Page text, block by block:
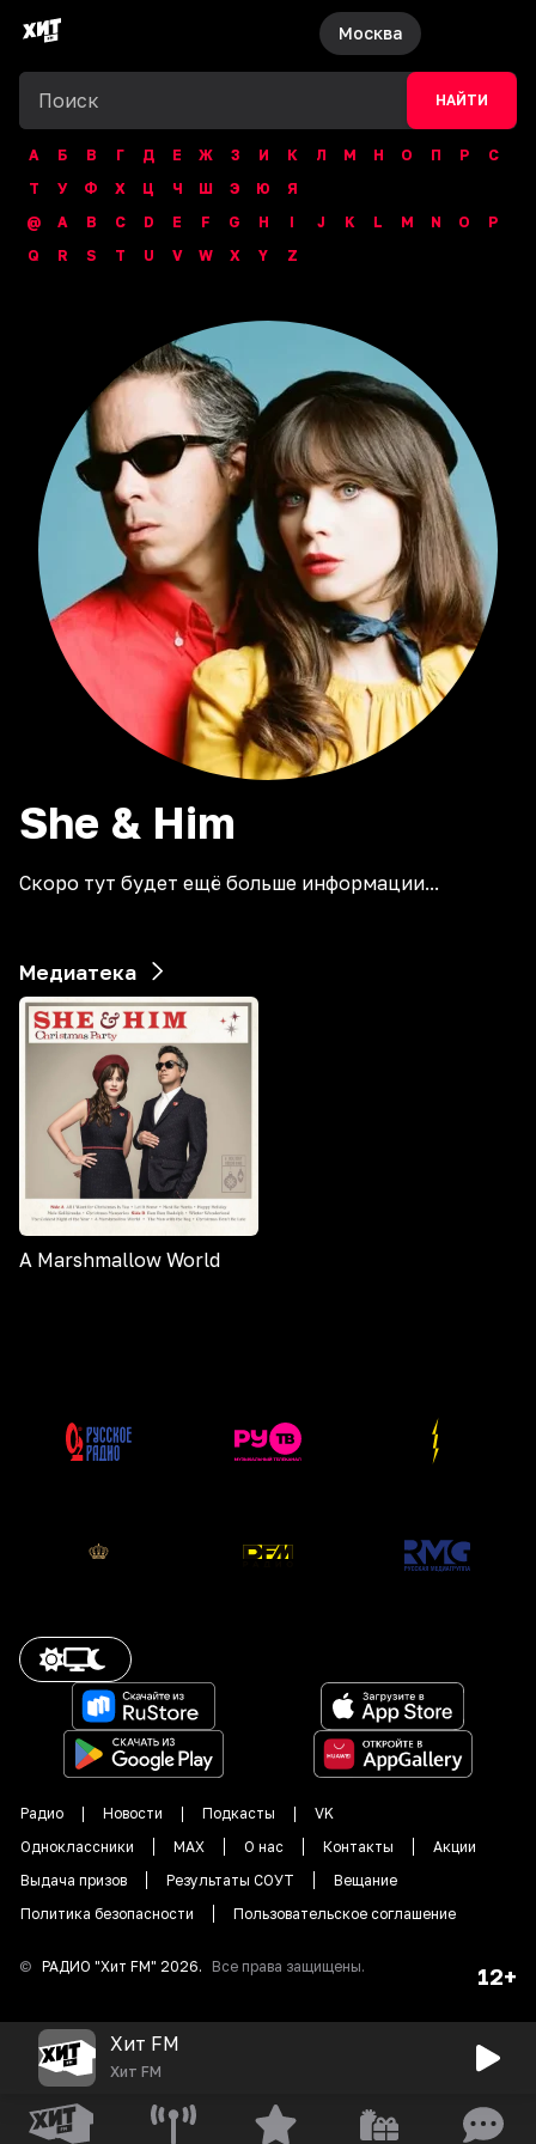
Москва
НАЙТИ
А Б В Г Д Е Ж З И К Л М Н О П Р
С
Т
У Ф Х Ц Ч Ш Э Ю
Я
@
A B C D E F G H I J K L M N O
P
Q
R S T U V W X Y Z
She & Him
Скоро тут будет ещё больше информации...
Медиатека
A Marshmallow World
Радио Новости Подкасты
VK
Одноклассники
MAX О нас Контакты
Акции
Выдача призов
Результаты СОУТ
Вещание
Политика безопасности
Пользовательское соглашение
© РАДИО "Хит FM" 2026. Все права защищены. 12+
Хит FM
Хит FM